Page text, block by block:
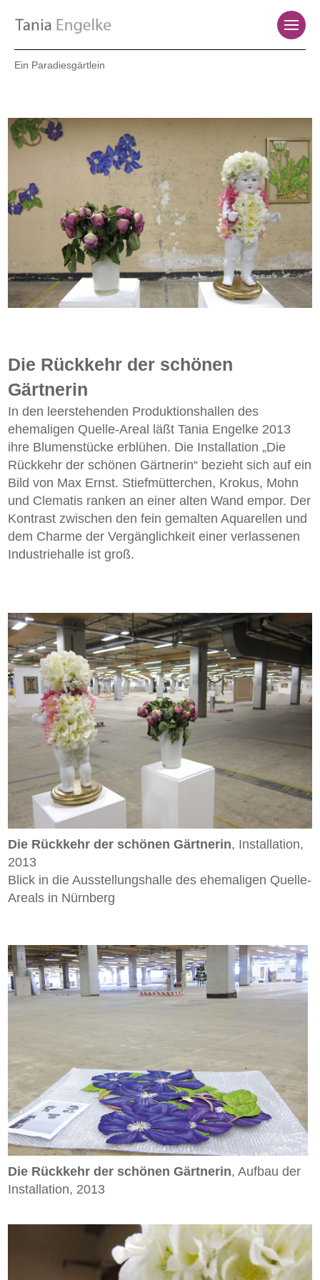
Ein Paradiesgärtlein
Die Rückkehr der schönen
Gärtnerin
In den leerstehenden Produktionshallen des
ehemaligen Quelle-Areal läßt Tania Engelke 2013
ihre Blumenstücke erblühen. Die Installation „Die
Rückkehr der schönen Gärtnerin“ bezieht sich auf ein
Bild von Max Ernst. Stiefmütterchen, Krokus, Mohn
und Clematis ranken an einer alten Wand empor. Der
Kontrast zwischen den fein gemalten Aquarellen und
dem Charme der Vergänglichkeit einer verlassenen
Industriehalle ist groß.
Die Rückkehr der schönen Gärtnerin, Installation,
2013
Blick in die Ausstellungshalle des ehemaligen Quelle-
Areals in Nürnberg
Die Rückkehr der schönen Gärtnerin, Aufbau der
Installation, 2013